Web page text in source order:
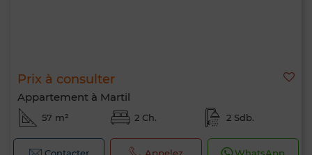
Prix à consulter
Appartement à Martil
57 m² 2 Ch. 2 Sdb.